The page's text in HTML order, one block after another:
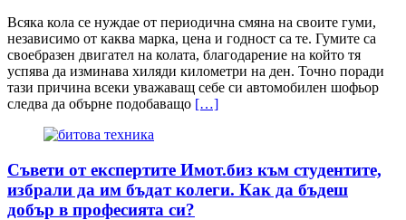
Всяка кола се нуждае от периодична смяна на своите гуми,
независимо от каква марка, цена и годност са те. Гумите са
своебразен двигател на колата, благодарение на който тя
успява да изминава хиляди километри на ден. Точно поради
тази причина всеки уважаващ себе си автомобилен шофьор
следва да обърне подобаващо […]
Съвети от експертите Имот.биз към студентите,
избрали да им бъдат колеги. Как да бъдеш
добър в професията си?